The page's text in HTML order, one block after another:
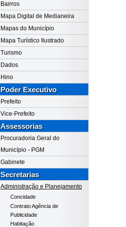
Bairros
Mapa Digital de Medianeira
Mapas do Município
Mapa Turístico Ilustrado
Turismo
Dados
Hino
Poder Executivo
Prefeito
Vice-Prefeito
Assessorias
Procuradoria Geral do
Município - PGM
Gabinete
Secretarias
Administração e Planejamento
Concidade
Contrato Agência de
Publicidade
Habitação